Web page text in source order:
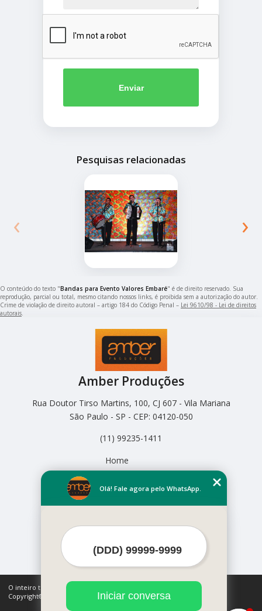
Enviar
Pesquisas relacionadas
‹ ›
O conteúdo do texto "Bandas para Evento Valores Embaré" é de direito reservado. Sua
reprodução, parcial ou total, mesmo citando nossos links, é proibida sem a autorização do autor.
Crime de violação de direito autoral – artigo 184 do Código Penal – Lei 9610/98 - Lei de direitos
autorais.
Amber Produções
Rua Doutor Tirso Martins, 100, CJ 607 - Vila Mariana
São Paulo - SP - CEP: 04120-050
(11) 99235-1411
Home
Empresa
Missão
Mapa do site
O inteiro teor deste site está sujeito à proteção de direitos autorais.
Copyright© Amber Produções (Lei 9610 de 19/02/1998)
Olá! Fale agora pelo WhatsApp.
Iniciar conversa